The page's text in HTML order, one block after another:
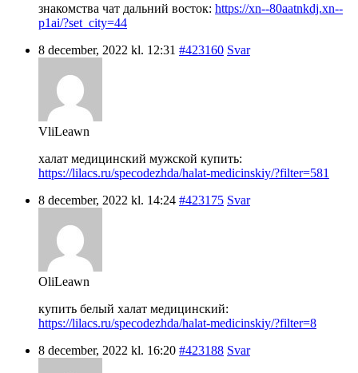
знакомства чат дальний восток: https://xn--80aatnkdj.xn--
p1ai/?set_city=44
8 december, 2022 kl. 12:31 #423160 Svar
VliLeawn
халат медицинский мужской купить:
https://lilacs.ru/specodezhda/halat-medicinskiy/?filter=581
8 december, 2022 kl. 14:24 #423175 Svar
OliLeawn
купить белый халат медицинский:
https://lilacs.ru/specodezhda/halat-medicinskiy/?filter=8
8 december, 2022 kl. 16:20 #423188 Svar